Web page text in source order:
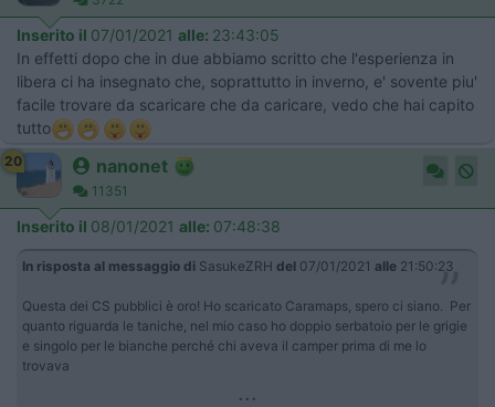
Inserito il 07/01/2021 alle: 23:43:05
In effetti dopo che in due abbiamo scritto che l'esperienza in
libera ci ha insegnato che, soprattutto in inverno, e' sovente piu'
facile trovare da scaricare che da caricare, vedo che hai capito
tutto
20 nanonet
11351
Inserito il 08/01/2021 alle: 07:48:38
In risposta al messaggio di SasukeZRH del 07/01/2021 alle 21:50:23
Questa dei CS pubblici è oro! Ho scaricato Caramaps, spero ci siano. Per
quanto riguarda le taniche, nel mio caso ho doppio serbatoio per le grigie
e singolo per le bianche perché chi aveva il camper prima di me lo
trovava
...